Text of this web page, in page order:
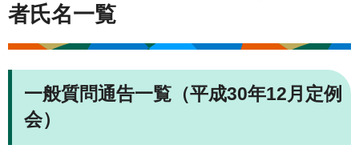
者氏名一覧
一般質問通告一覧（平成30年12月定例
会）